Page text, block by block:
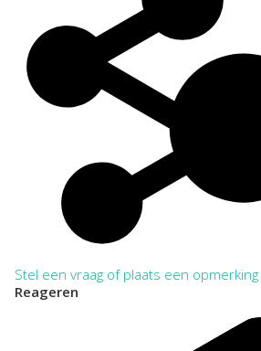
Stel een vraag of plaats een
Reageren